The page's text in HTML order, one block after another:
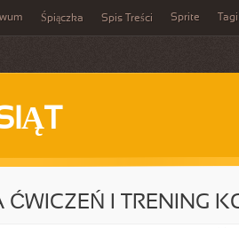
Śpiączka Spis Treści Sprite Tagi
ĆWICZEŃ I TRENING